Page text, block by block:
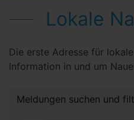
Lokale
Die erste Adresse für
Information in und um
Meldungen suchen und